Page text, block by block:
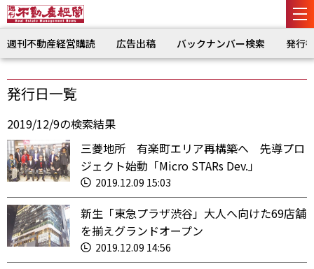
週刊不動産経営購読 広告出稿 バックナンバー検索 発行
発行日一覧
2019/12/9の検索結果
三菱地所 有楽町エリア再構築へ 先導プロ
ジェクト始動「Micro STARs Dev.」
2019.12.09 15:03
新生「東急プラザ渋谷」大人へ向けた69店舗
を揃えグランドオープン
2019.12.09 14:56